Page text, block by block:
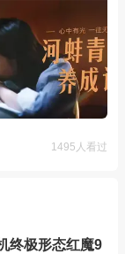
1495人看过
终极形态红魔9